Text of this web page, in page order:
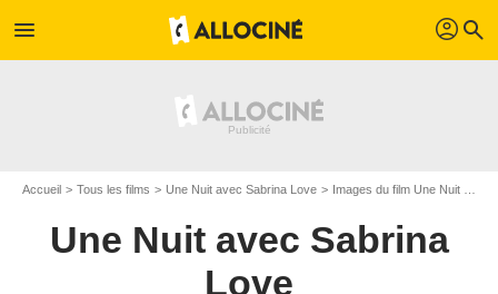
menu profil search
Accueil Tous les films Une Nuit avec Sabrina Love Images du film Une Nuit avec Sabrina Love
Une Nuit avec Sabrina
Love